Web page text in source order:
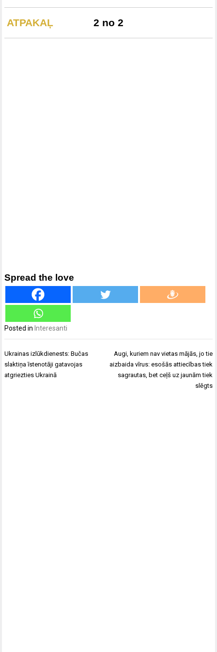
ATPAKAĻ 2 no 2
Spread the love
Posted in Interesanti
Ziņu
izvēlne
Ukrainas izlūkdienests: Bučas
slaktiņa īstenotāji gatavojas
atgriezties Ukrainā
Augi, kuriem nav vietas mājās, jo tie
aizbaida vīrus: esošās attiecības tiek
sagrautas, bet ceļš uz jaunām tiek
slēgts